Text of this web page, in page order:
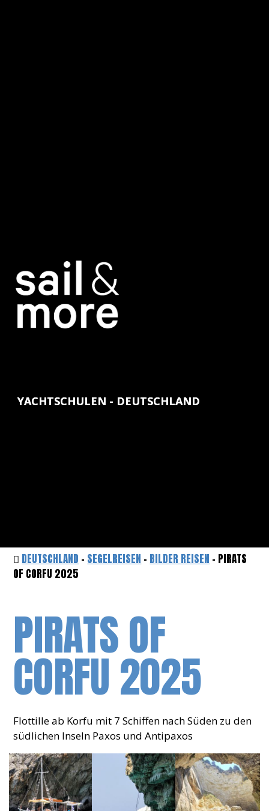
YACHTSCHULEN - DEUTSCHLAND
DEUTSCHLAND - SEGELREISEN - BILDER REISEN - PIRATS
OF CORFU 2025
PIRATS OF
CORFU 2025
Flottille ab Korfu mit 7 Schiffen nach Süden zu den
südlichen Inseln Paxos und Antipaxos